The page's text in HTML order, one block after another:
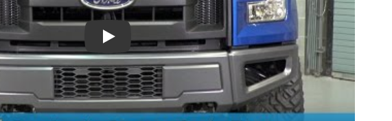
2015-2017 Ford F-150 Barricade Raptor Style Front